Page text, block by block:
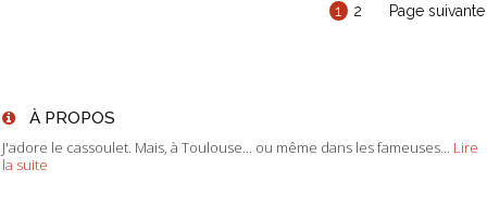
1 2 Page suivante
À PROPOS
J'adore le cassoulet. Mais, à Toulouse... ou même dans les fameuses...
Lire
la suite